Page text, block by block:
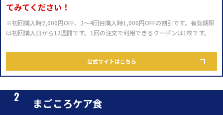
てみてください！
※初回購入時2,000円OFF、2～4回目購入時1,000円OFFの割引です。有効期限
は初回購入日から12週間です。1回の注文で利用できるクーポンは1枚です。
公式サイトはこちら
まごころケア食